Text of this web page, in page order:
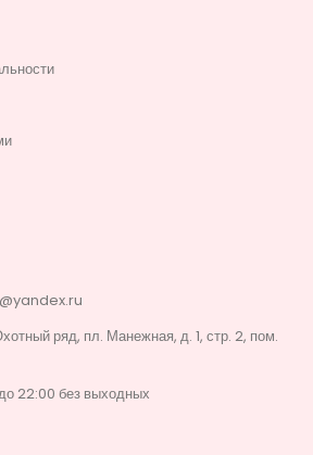
ряд, пл. Манежная, д. 1, стр. 2, пом.
22:00 без выходных